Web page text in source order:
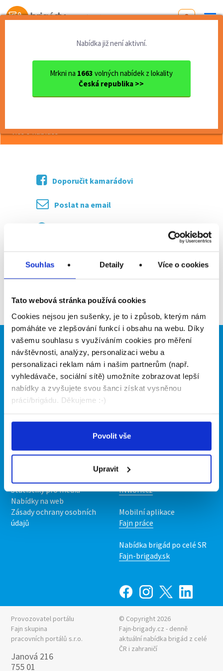
Souhlas Detaily Více o cookies
Tato webová stránka používá cookies
Cookies nejsou jen sušenky, je to i způsob, kterým nám
pomáháte ve zlepšování funkcí i obsahu na webu. Díky
vašemu souhlasu s využíváním cookies pro měření
návštěvnosti, analýzy, personalizaci webu a
personalizaci reklam nám i našim partnerům (např.
vyhledávače, sociální sítě) umožníte zobrazovat lepší
nabídky a zvyšujete svou šanci získat vysněnou
práci/brigádu. Děkujeme :-)
Povolit vše
Upravit
Od první brigády
Nabídka již není aktivní.
Mrkni na 1663 volných nabídek z lokality
Česká republika >>
Moravskoslezský kraj
okres Nový Jičín
Nový Jičín
Brigáda (Nový Jičín)
Brigáda (Nový Jičín)
více o nabídce >>
Doporučit kamarádovi
Poslat na email
Brigádníci
Články
Hledané brigády
Firmy
Vložit inzerát
Ceník
Propagace
O portálu
O nás
Statistiky pro média
Nabídky na web
Zásady ochrany osobních
údajů
Naše další projekty
Fajn brigády
INwork.cz
Mobilní aplikace
Fajn práce
Nabídka brigád po celé SR
Fajn-brigady.sk
Provozovatel portálu
Fajn skupina
pracovních portálů s.r.o.
Janová 216
755 01
© Copyright 2026
Fajn-brigady.cz - denně
aktuální nabídka brigád z celé
ČR i zahraničí